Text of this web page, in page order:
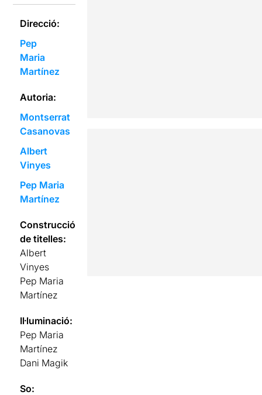
Direcció:
Pep
Maria
Martínez
Autoria:
Montserrat
Casanovas
Albert
Vinyes
Pep Maria
Martínez
Construcció
de titelles:
Albert
Vinyes
Pep Maria
Martínez
Il·luminació:
Pep Maria
Martínez
Dani Magik
So: